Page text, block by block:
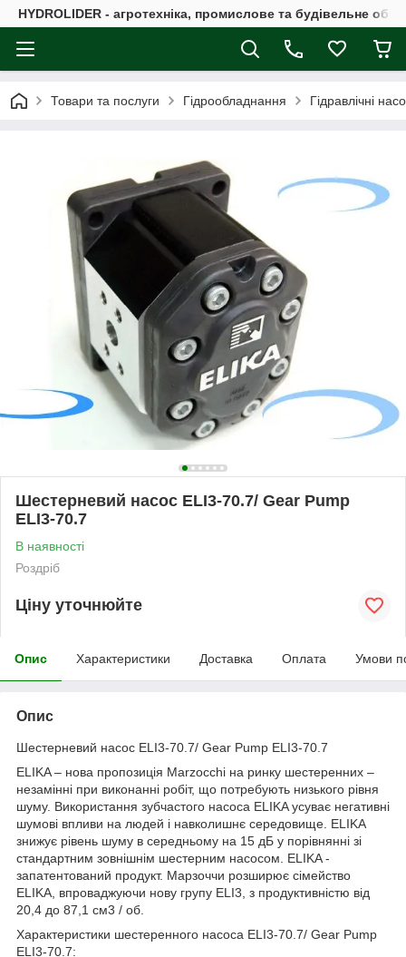
HYDROLIDER - агротехніка, промислове та будівельне
Товари та послуги Гідрообладнання Гідравлічні
Шестерневий насос ELI3-70.7/ Gear Pump
ELI3-70.7
В наявності
Роздріб
Ціну уточнюйте
Опис Характеристики Доставка Оплата Умови
Опис
Шестерневий насос ELI3-70.7/ Gear Pump ELI3-70.7
ELIKA – нова пропозиція Marzocchi на ринку шестеренних –
незамінні при виконанні робіт, що потребують низького рівня
шуму. Використання зубчастого насоса ELIKA усуває негативні
шумові впливи на людей і навколишнє середовище. ELIKA
знижує рівень шуму в середньому на 15 дБ у порівнянні зі
стандартним зовнішнім шестерним насосом. ELIKA -
запатентований продукт. Марзоччи розширює сімейство
ELIKA, впроваджуючи нову групу ELI3, з продуктивністю від
20,4 до 87,1 см3 / об.
Характеристики шестеренного насоса ELI3-70.7/ Gear Pump
ELI3-70.7: